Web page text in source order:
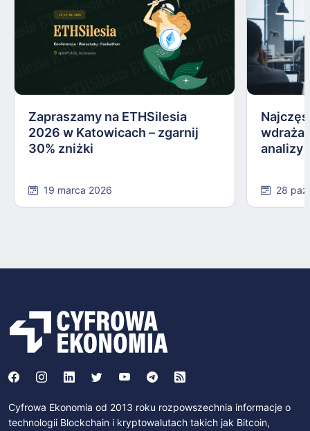
Zapraszamy na ETHSilesia
2026 w Katowicach – zgarnij
30% zniżki
19 marca 2026
analizy
28
Cyfrowa Ekonomia od 2013 roku rozpowszechnia informacje o
technologii Blockchain i kryptowalutach takich jak Bitcoin,